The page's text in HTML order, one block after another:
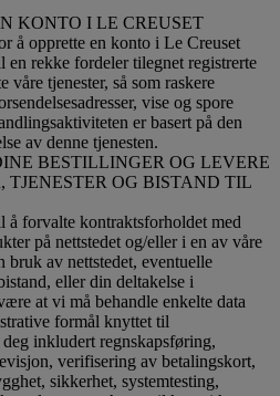
KONTO I LE CREUSET
å opprette en konto i Le Creuset
rekke fordeler tilegnet registrerte
våre tjenester, så som raskere
vise og spore
er basert på den
av denne tjenesten.
BESTILLINGER OG LEVERE
TJENESTER OG BISTAND TIL
forvalte kontraktsforholdet med
på nettstedet og/eller i en av våre
bruk av nettstedet, eventuelle
eller din deltakelse i
at vi må behandle enkelte data
formål knyttet til
inkludert regnskapsføring,
verifisering av betalingskort,
sikkerhet, systemtesting,